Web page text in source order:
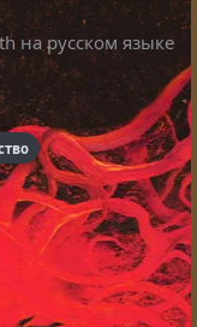
на русском языке